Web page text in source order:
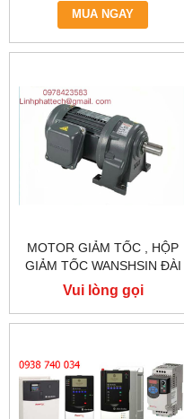
MUA NGAY
MOTOR GIẢM TỐC , HỘP
GIẢM TỐC WANSHSIN ĐÀI
LOAN 1.5KW 1500W 2HP AC
BA PHA 220 V / 380V
Vui lòng gọi